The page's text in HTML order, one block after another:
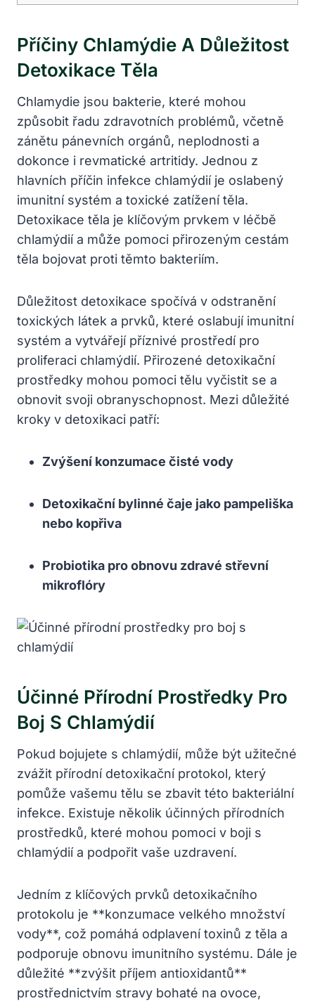
Příčiny Chlamýdie A⁢ Důležitost
Detoxikace Těla
Chlamydie ‌jsou bakterie, které‍ mohou
způsobit řadu zdravotních problémů, včetně
zánětu‌ pánevních orgánů, neplodnosti ⁢a
dokonce i revmatické ⁤artritidy. Jednou​ z
hlavních příčin ⁤infekce ‍chlamýdií‍ je ​oslabený
imunitní systém a toxické zatížení těla.
Detoxikace‍ těla je klíčovým⁤ prvkem v ⁣léčbě
⁢chlamýdií a může pomoci ⁤přirozeným⁤ cestám⁤
těla bojovat ​proti těmto bakteriím.
Důležitost detoxikace spočívá v ⁣odstranění
toxických látek‌ a prvků,⁢ které oslabují⁤ imunitní
systém a vytvářejí ‌příznivé prostředí pro
proliferaci chlamýdií.​ Přirozené detoxikační‌
prostředky mohou⁤ pomoci⁢ tělu vyčistit se a
obnovit svoji obranyschopnost.⁣ Mezi ⁢důležité
kroky v‌ detoxikaci patří:
Zvýšení konzumace čisté vody
Detoxikační bylinné čaje jako⁤ pampeliška
nebo ⁢kopřiva
Probiotika pro ⁣obnovu⁤ zdravé střevní
mikroflóry
Účinné ​přírodní Prostředky‌ Pro
Boj ⁤s ‍chlamýdií
Pokud bojujete s⁣ chlamýdií, může být užitečné
zvážit přírodní detoxikační protokol, který
pomůže vašemu tělu se zbavit této bakteriální
‍infekce. ‍Existuje několik ‌účinných přírodních
prostředků, které ​mohou pomoci ⁤v boji s
chlamýdií ⁤a podpořit ⁢vaše uzdravení.
Jedním‌ z klíčových ⁢prvků detoxikačního
protokolu je **konzumace ⁤velkého ⁣množství‌
vody**,⁣ což pomáhá odplavení‍ toxinů z ⁤těla ​a
podporuje obnovu​ imunitního systému. Dále⁣ je
důležité‍ **zvýšit příjem antioxidantů**
prostřednictvím⁤ stravy ​bohaté na ovoce,⁤